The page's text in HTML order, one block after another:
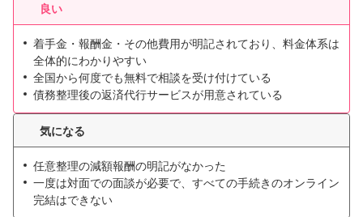
良い
着手金・報酬金・その他費用が明記されており、料金体系は
全体的にわかりやすい
全国から何度でも無料で相談を受け付けている
債務整理後の返済代行サービスが用意されている
気になる
任意整理の減額報酬の明記がなかった
一度は対面での面談が必要で、すべての手続きのオンライン
完結はできない